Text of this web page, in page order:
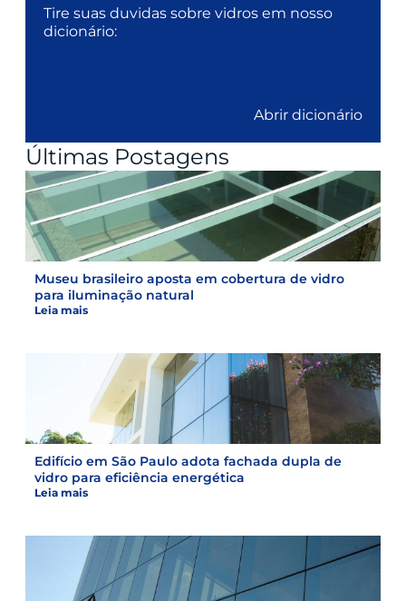
Tire suas duvidas sobre vidros em nosso
dicionário:
Abrir dicionário
Últimas Postagens
Museu brasileiro aposta em cobertura de vidro
para iluminação natural
Leia mais
Edifício em São Paulo adota fachada dupla de
vidro para eficiência energética
Leia mais